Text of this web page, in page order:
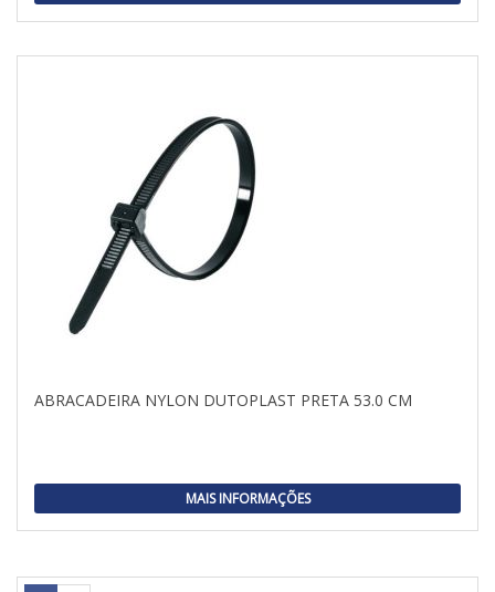
ABRACADEIRA NYLON DUTOPLAST PRETA 53.0 CM
MAIS INFORMAÇÕES